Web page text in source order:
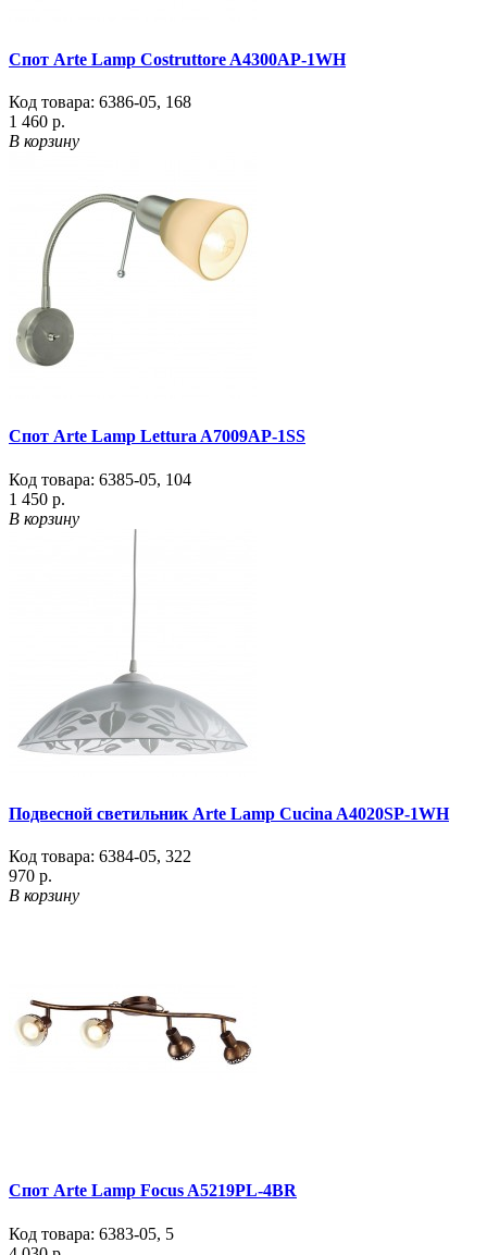
Спот Arte Lamp Costruttore A4300AP-1WH
Код товара: 6386-05, 168
1 460 р.
В корзину
Спот Arte Lamp Lettura A7009AP-1SS
Код товара: 6385-05, 104
1 450 р.
В корзину
Подвесной светильник Arte Lamp Cucina A4020SP-1WH
Код товара: 6384-05, 322
970 р.
В корзину
Спот Arte Lamp Focus A5219PL-4BR
Код товара: 6383-05, 5